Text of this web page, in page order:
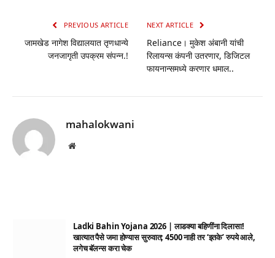
PREVIOUS ARTICLE
जामखेड नागेश विद्यालयात तृणधान्ये
जनजागृती उपक्रम संपन्न.!
NEXT ARTICLE
Reliance। मुकेश अंबानी यांची
रिलायन्स कंपनी उतरणार, डिजिटल
फायनान्समध्ये करणार धमाल..
mahalokwani
Website
Ladki Bahin Yojana 2026 | लाडक्या बहिणींना दिलासा!
खात्यात पैसे जमा होण्यास सुरुवात; 4500 नाही तर ‘इतके’ रुपये आले,
लगेच बॅलन्स करा चेक